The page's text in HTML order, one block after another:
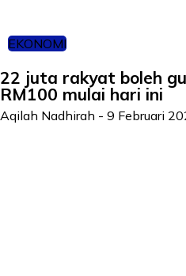
EKONOMI
22 juta rakyat boleh
RM100 mulai hari ini
Aqilah Nadhirah - 9 Februari